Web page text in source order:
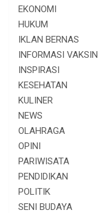
EKONOMI
HUKUM
IKLAN BERNAS
INFORMASI VAKSIN
INSPIRASI
KESEHATAN
KULINER
NEWS
OLAHRAGA
OPINI
PARIWISATA
PENDIDIKAN
POLITIK
SENI BUDAYA